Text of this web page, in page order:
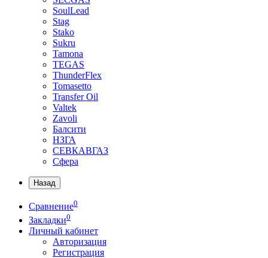
SoulLead
Stag
Stako
Sukru
Tamona
TEGAS
ThunderFlex
Tomasetto
Transfer Oil
Valtek
Zavoli
Балсити
НЗГА
СЕВКАВГАЗ
Сфера
Назад
Сравнение0
Закладки0
Личный кабинет
Авторизация
Регистрация